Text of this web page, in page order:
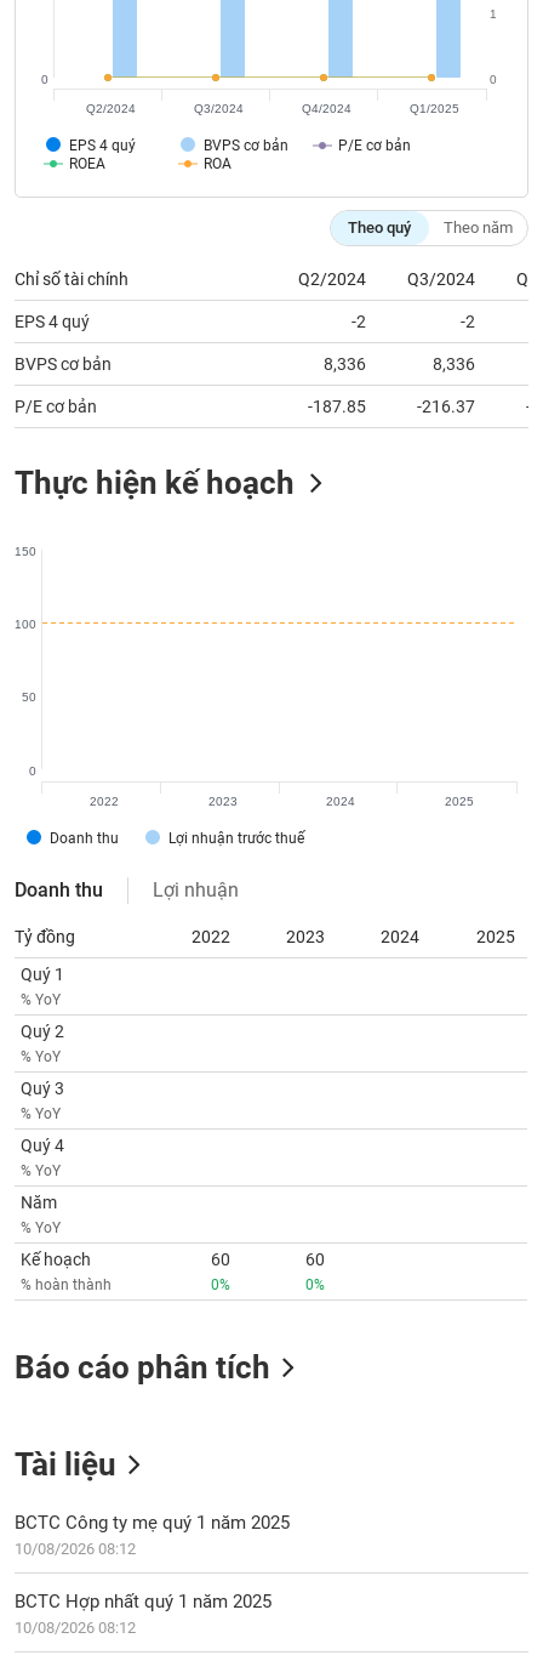
EPS 4 quý BVPS cơ bản
P/E cơ bản
ROEA
ROA
0 0
1
Q2/2024 Q3/2024 Q4/2024 Q1/2025
Theo quý Theo năm
Chỉ số tài chính Q2/2024 Q3/2024
EPS 4 quý -2 -2
BVPS cơ bản 8,336 8,336
P/E cơ bản -187.85 -216.37 -
Thực hiện kế hoạch
Doanh thu Lợi nhuận trước thuế
0
50
100
150
2022 2023 2024 2025
Doanh thu Lợi nhuận
Tỷ đồng 2022 2023 2024
2025
Quý 1
% YoY
Quý 2
% YoY
Quý 3
% YoY
Quý 4
% YoY
Năm
% YoY
Kế hoạch
% hoàn thành
60
0%
60
0%
Báo cáo phân tích
Tài liệu
BCTC Công ty mẹ quý 1 năm 2025
10/08/2026 08:12
BCTC Hợp nhất quý 1 năm 2025
10/08/2026 08:12
Công
đầu
Truyền
thông
tài
chính
liệu